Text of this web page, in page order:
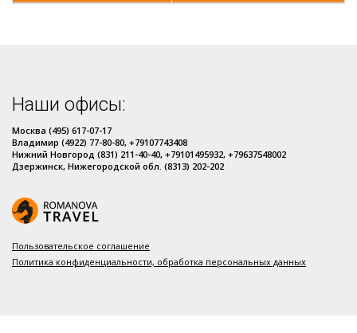
Наши офисы:
Москва (495) 617-07-17
Владимир (4922) 77-80-80, +79107743408
Нижний Новгород (831) 211-40-40, +79101495932, +79637548002
Дзержинск, Нижегородской обл. (8313) 202-202
Пользовательское соглашение
Политика конфиденциальности, обработка персональных данных